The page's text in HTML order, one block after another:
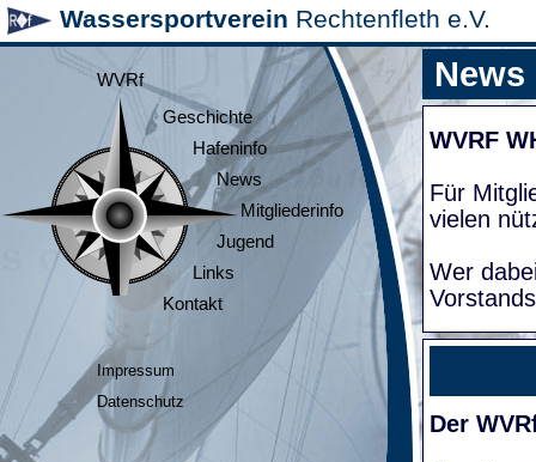
Wassersportverein Rechtenfleth e.V.
WVRf
Geschichte
Hafeninfo
News
Mitgliederinfo
Jugend
Links
Kontakt
Impressum
Datenschutz
News
WVRF
Für
vielen
Wer
Der